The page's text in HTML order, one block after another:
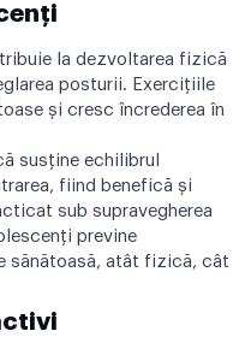
la dezvoltarea fizică
posturii. Exercițiile
și cresc încrederea în
susține echilibrul
fiind benefică și
sub supravegherea
previne
sănătoasă, atât fizică, cât